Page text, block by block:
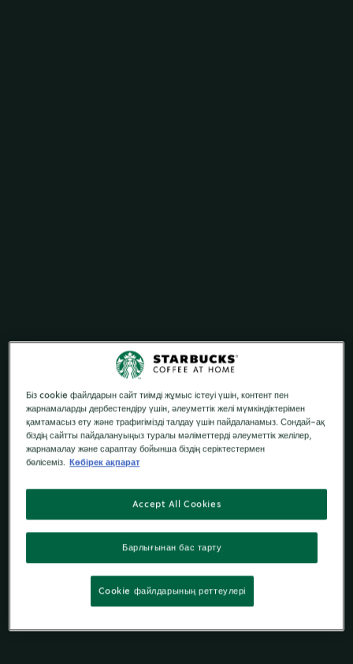
Біз cookie файлдарын сайт тиімді жұмыс істеуі үшін, контент пен
жарнамаларды дербестендіру үшін, әлеуметтік желі мүмкіндіктерімен
қамтамасыз ету және трафигімізді талдау үшін пайдаланамыз. Сондай-ақ
біздің сайтты пайдалануыңыз туралы мәліметтерді әлеуметтік желілер,
жарнамалау және сараптау бойынша біздің серіктестермен
бөлісеміз.
Көбірек ақпарат
Барлығынан бас тарту
Accept All Cookies
Cookie файлдарының реттеулері